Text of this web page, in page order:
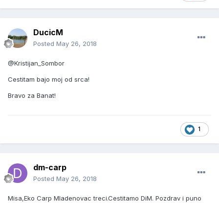
DucicM
Posted May 26, 2018
@Kristijan_Sombor
Cestitam bajo moj od srca!
Bravo za Banat!
1
dm-carp
Posted May 26, 2018
Misa,Eko Carp Mladenovac treci.Cestitamo DiM. Pozdrav i puno